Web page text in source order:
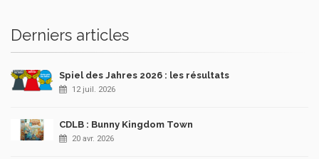
Derniers articles
Spiel des Jahres 2026 : les résultats
12 juil. 2026
CDLB : Bunny Kingdom Town
20 avr. 2026